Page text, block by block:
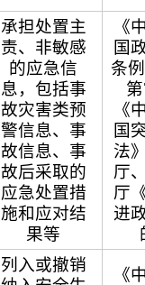
承担处置主
责、非敏感
的应急信
息，包括事
故灾害类预
警信息、事
故信息、事
故后采取的
应急处置措
施和应对结
果等
《
国
条
《
国
法
厅
厅
进
列入或撤销
《